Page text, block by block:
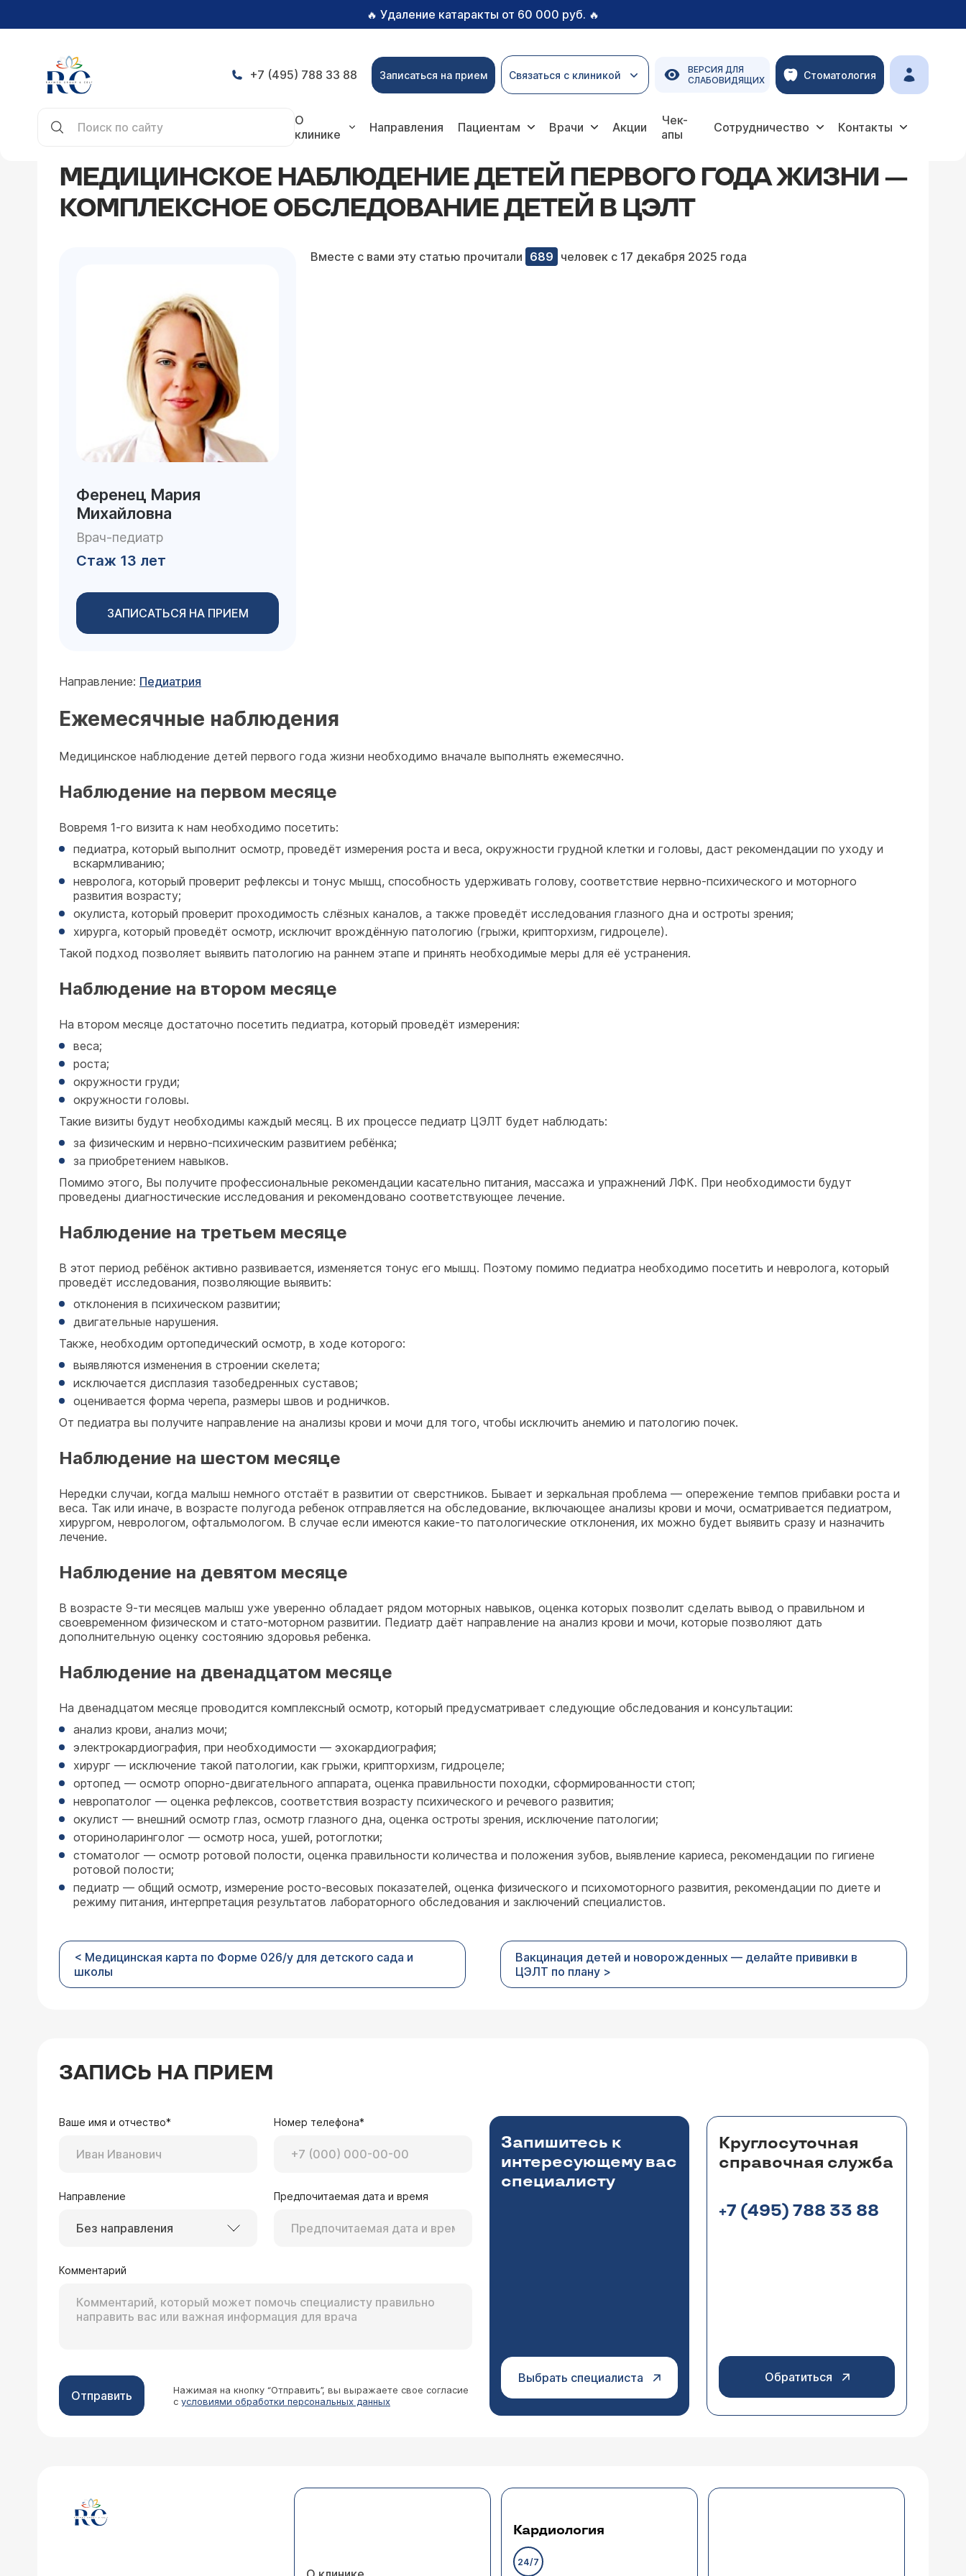
🔥 Удаление катаракты от 60 000 руб. 🔥
+7 (495) 788 33 88 Записаться на прием Связаться с клиникой
ВЕРСИЯ ДЛЯ
СЛАБОВИДЯЩИХ
Стоматология
О
клинике
Направления Пациентам Врачи Акции
Чек-
апы
Сотрудничество Контакты
МЕДИЦИНСКОЕ НАБЛЮДЕНИЕ ДЕТЕЙ ПЕРВОГО ГОДА ЖИЗНИ —
КОМПЛЕКСНОЕ ОБСЛЕДОВАНИЕ ДЕТЕЙ В ЦЭЛТ
Ференец Мария
Михайловна
Врач-педиатр
Стаж 13 лет
ЗАПИСАТЬСЯ НА ПРИЕМ
Вместе с вами эту статью прочитали 689 человек с 17 декабря 2025 года
Направление: Педиатрия
Ежемесячные наблюдения
Медицинское наблюдение детей первого года жизни необходимо вначале выполнять ежемесячно.
Наблюдение на первом месяце
Вовремя 1-го визита к нам необходимо посетить:
педиатра, который выполнит осмотр, проведёт измерения роста и веса, окружности грудной клетки и головы, даст рекомендации по уходу и
вскармливанию;
невролога, который проверит рефлексы и тонус мышц, способность удерживать голову, соответствие нервно-психического и моторного
развития возрасту;
окулиста, который проверит проходимость слёзных каналов, а также проведёт исследования глазного дна и остроты зрения;
хирурга, который проведёт осмотр, исключит врождённую патологию (грыжи, крипторхизм, гидроцеле).
Такой подход позволяет выявить патологию на раннем этапе и принять необходимые меры для её устранения.
Наблюдение на втором месяце
На втором месяце достаточно посетить педиатра, который проведёт измерения:
веса;
роста;
окружности груди;
окружности головы.
Такие визиты будут необходимы каждый месяц. В их процессе педиатр ЦЭЛТ будет наблюдать:
за физическим и нервно-психическим развитием ребёнка;
за приобретением навыков.
Помимо этого, Вы получите профессиональные рекомендации касательно питания, массажа и упражнений ЛФК. При необходимости будут
проведены диагностические исследования и рекомендовано соответствующее лечение.
Наблюдение на третьем месяце
В этот период ребёнок активно развивается, изменяется тонус его мышц. Поэтому помимо педиатра необходимо посетить и невролога, который
проведёт исследования, позволяющие выявить:
отклонения в психическом развитии;
двигательные нарушения.
Также, необходим ортопедический осмотр, в ходе которого:
выявляются изменения в строении скелета;
исключается дисплазия тазобедренных суставов;
оценивается форма черепа, размеры швов и родничков.
От педиатра вы получите направление на анализы крови и мочи для того, чтобы исключить анемию и патологию почек.
Наблюдение на шестом месяце
Нередки случаи, когда малыш немного отстаёт в развитии от сверстников. Бывает и зеркальная проблема — опережение темпов прибавки роста и
веса. Так или иначе, в возрасте полугода ребенок отправляется на обследование, включающее анализы крови и мочи, осматривается педиатром,
хирургом, неврологом, офтальмологом. В случае если имеются какие-то патологические отклонения, их можно будет выявить сразу и назначить
лечение.
Наблюдение на девятом месяце
В возрасте 9-ти месяцев малыш уже уверенно обладает рядом моторных навыков, оценка которых позволит сделать вывод о правильном и
своевременном физическом и стато-моторном развитии. Педиатр даёт направление на анализ крови и мочи, которые позволяют дать
дополнительную оценку состоянию здоровья ребенка.
Наблюдение на двенадцатом месяце
На двенадцатом месяце проводится комплексный осмотр, который предусматривает следующие обследования и консультации:
анализ крови, анализ мочи;
электрокардиография, при необходимости — эхокардиография;
хирург — исключение такой патологии, как грыжи, крипторхизм, гидроцеле;
ортопед — осмотр опорно-двигательного аппарата, оценка правильности походки, сформированности стоп;
невропатолог — оценка рефлексов, соответствия возрасту психического и речевого развития;
окулист — внешний осмотр глаз, осмотр глазного дна, оценка остроты зрения, исключение патологии;
оториноларинголог — осмотр носа, ушей, ротоглотки;
стоматолог — осмотр ротовой полости, оценка правильности количества и положения зубов, выявление кариеса, рекомендации по гигиене
ротовой полости;
педиатр — общий осмотр, измерение росто-весовых показателей, оценка физического и психомоторного развития, рекомендации по диете и
режиму питания, интерпретация результатов лабораторного обследования и заключений специалистов.
< Медицинская карта по Форме 026/у для детского сада и
школы
Вакцинация детей и новорожденных — делайте прививки в
ЦЭЛТ по плану >
ЗАПИСЬ НА ПРИЕМ
Ваше имя и отчество* Номер телефона*
Направление
Без направления
Предпочитаемая дата и время
Комментарий
Отправить
Нажимая на кнопку “Отправить”, вы выражаете свое согласие
с условиями обработки персональных данных
Запишитесь к
интересующему вас
специалисту
Выбрать специалиста
Круглосуточная
справочная служба
+7 (495) 788 33 88
Обратиться
Кардиология
24/7